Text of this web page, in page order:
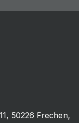
50226 Frechen,